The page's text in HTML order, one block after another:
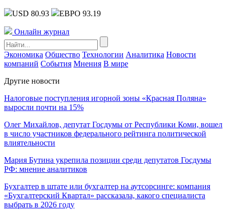
USD 80.93 ЕВРО 93.19
Онлайн журнал
Экономика Общество Технологии Аналитика Новости
компаний События Мнения В мире
Другие новости
Налоговые поступления игорной зоны «Красная Поляна»
выросли почти на 15%
Олег Михайлов, депутат Госдумы от Республики Коми, вошел
в число участников федерального рейтинга политической
влиятельности
Мария Бутина укрепила позиции среди депутатов Госдумы
РФ: мнение аналитиков
Бухгалтер в штате или бухгалтер на аутсорсинге: компания
«Бухгалтерский Квартал» рассказала, какого специалиста
выбрать в 2026 году